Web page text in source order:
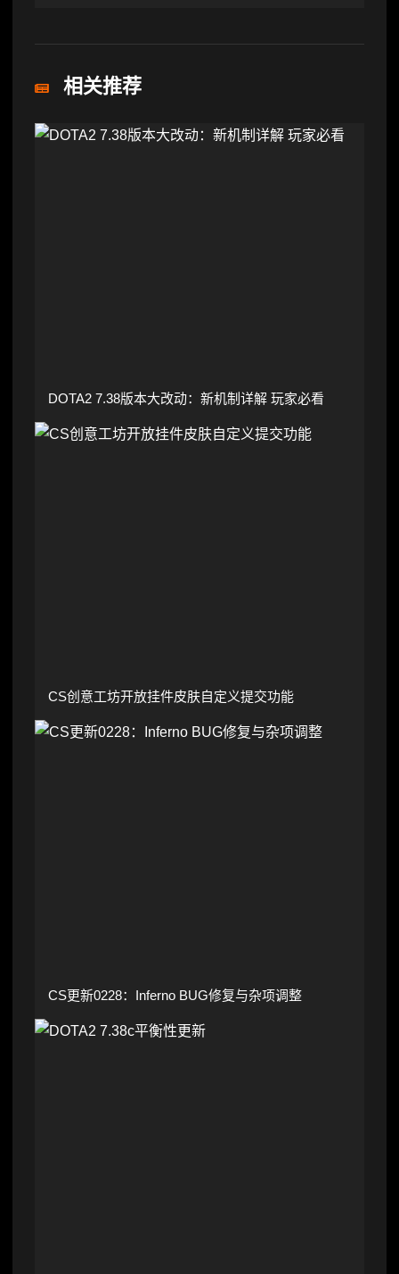
相关推荐
DOTA2 7.38版本大改动：新机制详解 玩家必看
CS创意工坊开放挂件皮肤自定义提交功能
CS更新0228：Inferno BUG修复与杂项调整